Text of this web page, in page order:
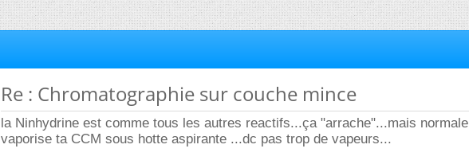
Re : Chromatographie sur couche mince
la Ninhydrine est comme tous les autres reactifs...ça "arrache"...mais
vaporise ta CCM sous hotte aspirante ...dc pas trop de vapeurs...